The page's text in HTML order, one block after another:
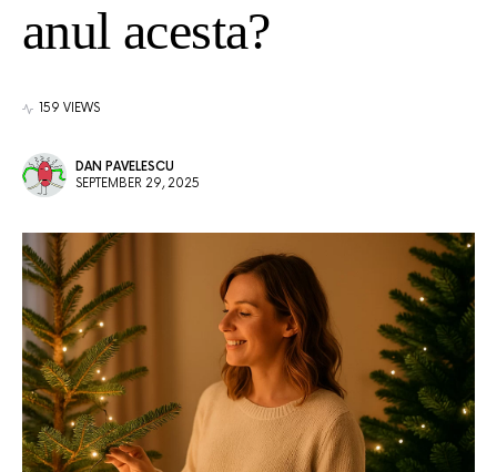
anul acesta?
159 VIEWS
DAN PAVELESCU
SEPTEMBER 29, 2025